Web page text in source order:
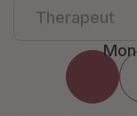
Mon